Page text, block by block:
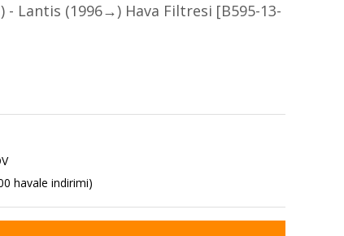
- Lantis (1996→) Hava Filtresi [B595-13-
havale indirimi)